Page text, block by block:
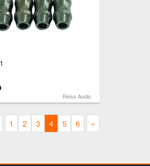
Reiss Audio
1 2 3 4 5 6 »